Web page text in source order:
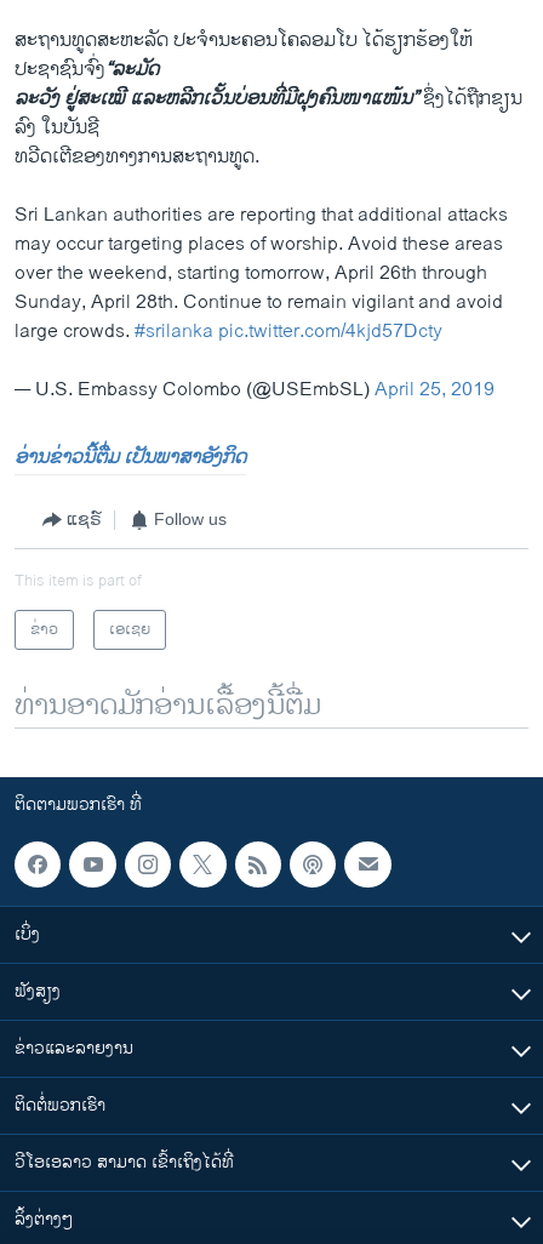
ສະຖານທູດສະຫະລັດ ປະຈຳນະຄອນໂຄລອມໂບ ໄດ້ຮຽກຮ້ອງໃຫ້
ປະຊາຊົນຈົ່ງ“ລະມັດ
ລະວັງ ຢູ່ສະເໝີ ແລະຫລີກເວັ້ນບ່ອນທີ່ມີຝຸງຄົນໜາແໜ້ນ”ຊຶ່ງໄດ້ຖືກຂຽນ
ລົງ ໃນບັນຊີ
ທວີດເຕີຂອງທາງການສະຖານທູດ.
Sri Lankan authorities are reporting that additional attacks
may occur targeting places of worship. Avoid these areas
over the weekend, starting tomorrow, April 26th through
Sunday, April 28th. Continue to remain vigilant and avoid
large crowds.#srilanka pic.twitter.com/4kjd57Dcty
— U.S. Embassy Colombo (@USEmbSL)April 25, 2019
ອ່ານຂ່າວນີ້ຕື່ມ ເປັນພາສາອັງກິດ
ແຊຣ໌ Follow us
This item is part of
ຂ່າວ
ເອເຊຍ
ທ່ານອາດມັກອ່ານເລື້ອງນີ້ຕື່ມ
ຕິດຕາມພວກເຮົາ ທີ່
ເບິ່ງ
ຟັງສຽງ
ຂ່າວແລະລາຍງານ
ຕິດຕໍ່ພວກເຮົາ
ວີໂອເອລາວ ສາມາດ ເຂົ້າເຖິງໄດ້ທີ່
​ລິ້ງ​ຕ່າງໆ